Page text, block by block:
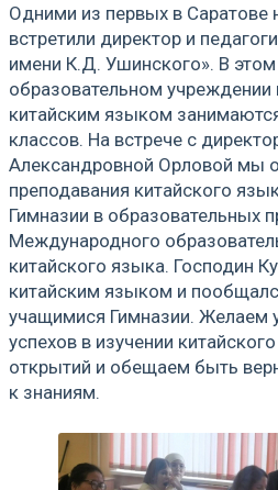
Одними из первых в Саратове
встретили директор и
имени К.Д. Ушинского». В
образовательном учреждении
китайским языком
классов. На встрече с
Александровной Орловой мы
преподавания китайского
Гимназии в образовательных
Международного
китайского языка. Господин
китайским языком и
учащимися Гимназии. Желаем
успехов в изучении
открытий и обещаем быть
к знаниям.